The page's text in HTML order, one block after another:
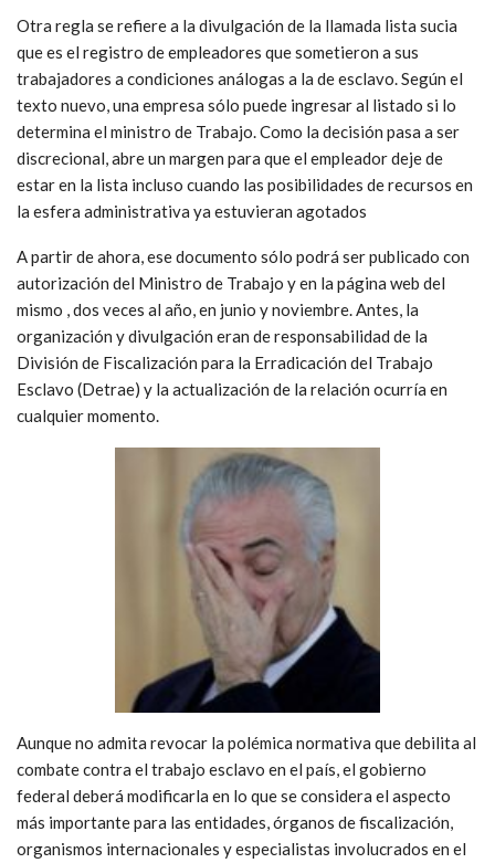
Otra regla se refiere a la divulgación de la llamada lista sucia
que es el registro de empleadores que sometieron a sus
trabajadores a condiciones análogas a la de esclavo. Según el
texto nuevo, una empresa sólo puede ingresar al listado si lo
determina el ministro de Trabajo. Como la decisión pasa a ser
discrecional, abre un margen para que el empleador deje de
estar en la lista incluso cuando las posibilidades de recursos en
la esfera administrativa ya estuvieran agotados
A partir de ahora, ese documento sólo podrá ser publicado con
autorización del Ministro de Trabajo y en la página web del
mismo , dos veces al año, en junio y noviembre. Antes, la
organización y divulgación eran de responsabilidad de la
División de Fiscalización para la Erradicación del Trabajo
Esclavo (Detrae) y la actualización de la relación ocurría en
cualquier momento.
Aunque no admita revocar la polémica normativa que debilita al
combate contra el trabajo esclavo en el país, el gobierno
federal deberá modificarla en lo que se considera el aspecto
más importante para las entidades, órganos de fiscalización,
organismos internacionales y especialistas involucrados en el